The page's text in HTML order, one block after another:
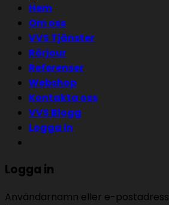
Hem
Om oss
VVS Tjänster
Rörjour
Referenser
Webshop
Kontakta oss
VVS Blogg
Logga in
Logga in
Användarnamn eller e-postadress